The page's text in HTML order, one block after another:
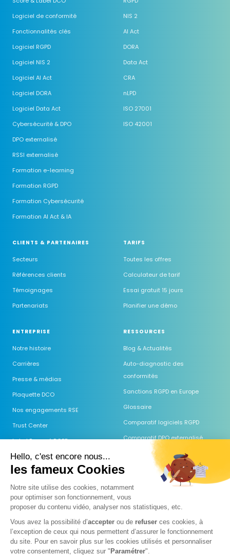
Hello, c'est encore nous...
les fameux Cookies
Notre site utilise des cookies, notamment
pour optimiser son fonctionnement, vous
proposer du contenu vidéo, analyser nos statistiques, etc.
Vous avez la possibilité d’accepter ou de refuser ces cookies, à
l’exception de ceux qui nous permettent d’assurer le fonctionnement
du site. Pour en savoir plus sur les cookies utilisés et personnaliser
votre consentement, cliquez sur "Paramétrer".
Logiciel de conformité
Fonctionnalités clés
Logiciel RGPD
Logiciel NIS 2
Logiciel AI Act
Logiciel DORA
Logiciel Data Act
Cybersécurité & DPO
DPO externalisé
RSSI externalisé
Formation e-learning
Formation RGPD
Formation Cybersécurité
Formation AI Act & IA
NIS 2
AI Act
DORA
Data Act
CRA
nLPD
ISO 27001
ISO 42001
CLIENTS & PARTENAIRES
Secteurs
Références clients
Témoignages
Partenariats
TARIFS
Toutes les offres
Calculateur de tarif
Essai gratuit 15 jours
Planifier une démo
ENTREPRISE
Notre histoire
Carrières
Presse & médias
Plaquette DCO
Nos engagements RSE
Trust Center
Label Engagé RGPD
RESSOURCES
Blog & Actualités
Auto-diagnostic des
conformités
Sanctions RGPD en Europe
Glossaire
Comparatif logiciels RGPD
Comparatif DPO externalisé
Guides & Modèles
Webinaires
Centre d'aide
FAQ
Comparatif des IA (RGPD)
Prospection & IA 2026